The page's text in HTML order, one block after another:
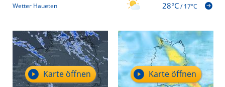
Wetter Haueten 28°C/17°C
Karte öffnen Karte öffnen